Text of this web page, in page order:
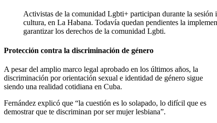
Activistas de la comunidad Lgbti+ participan durante la
cultura, en La Habana. Todavía quedan pendientes la
garantizar los derechos de la comunidad Lgbti.
Protección contra la discriminación de género
A pesar del amplio marco legal aprobado en los últimos años, la
discriminación por orientación sexual e identidad de género sigue
siendo una realidad cotidiana en Cuba.
Fernández explicó que “la cuestión es lo solapado, lo difícil que es
demostrar que te discriminan por ser mujer lesbiana”.